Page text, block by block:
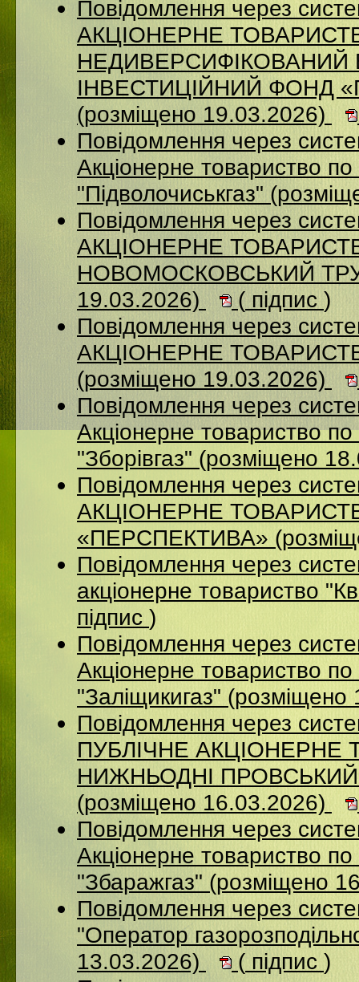
Повідомлення через
АКЦІОНЕРНЕ
ІНВЕСТИЦІЙНИЙ ФОНД
(розміщено 19.03.2026)
Повідомлення через
Акціонерне товариство по
"Підволочиськгаз"
Повідомлення через
АКЦIОНЕРНЕ
НОВОМОСКОВСЬКИЙ
19.03.2026)
( підпис )
Повідомлення через
АКЦІОНЕРНЕ
(розміщено 19.03.2026)
Повідомлення через
Акціонерне товариство по
"Зборівгаз" (розміщено
Повідомлення через
АКЦІОНЕРНЕ
«ПЕРСПЕКТИВА»
Повідомлення через
акціонерне товариство
підпис )
Повідомлення через
Акціонерне товариство по
"Заліщикигаз"
Повідомлення через
ПУБЛІЧНЕ АКЦІОНЕРНЕ
НИЖНЬОДНІ
(розміщено 16.03.2026)
Повідомлення через
Акцiонерне товариство по
"Збаражгаз" (розміщено
Повідомлення через
"Оператор
13.03.2026)
( підпис )